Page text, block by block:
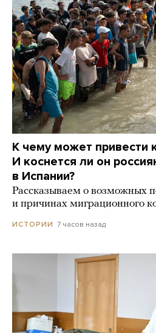
К чему может привести
И коснется ли он
в Испании?
Рассказываем о возможных
и причинах миграционного
ИСТОРИИ 7 часов назад